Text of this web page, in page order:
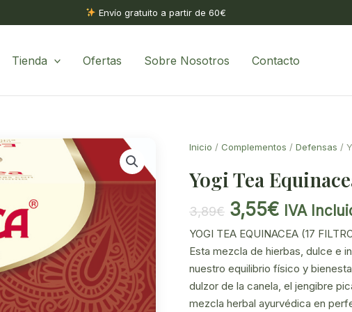
Envío gratuito a partir de 60€
Tienda Ofertas Sobre Nosotros Contacto
Inicio / Complementos / Defensas /
Yogi Tea
3,89€ El
precio
original
era:
3,89€.
3,55€El
precio
actual
es:
3,55€.
IVA
YOGI TEA EQUINACEA (17
Esta mezcla de hierbas, dulce e
nuestro equilibrio físico y
dulzor de la canela, el jengibre
mezcla herbal ayurvédica en